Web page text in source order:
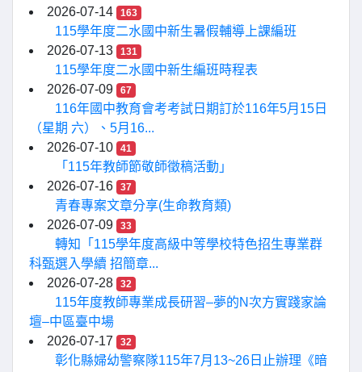
2026-07-14
163
115學年度二水國中新生暑假輔導上課編班
2026-07-13
131
115學年度二水國中新生編班時程表
2026-07-09
67
116年國中教育會考考試日期訂於116年5月15日
（星期 六）、5月16...
2026-07-10
41
「115年教師節敬師徵稿活動」
2026-07-16
37
青春專案文章分享(生命教育類)
2026-07-09
33
轉知「115學年度高級中等學校特色招生專業群
科甄選入學續 招簡章...
2026-07-28
32
115年度教師專業成長研習–夢的N次方實踐家論
壇–中區臺中場
2026-07-17
32
彰化縣婦幼警察隊115年7月13~26日止辦理《暗